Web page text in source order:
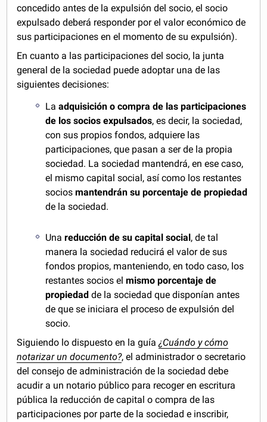
concedido antes de la expulsión del socio, el socio
expulsado deberá responder por el valor económico de
sus participaciones en el momento de su expulsión).
En cuanto a las participaciones del socio, la junta
general de la sociedad puede adoptar una de las
siguientes decisiones:
Laadquisición o compra de las participaciones
de los socios expulsados, es decir, la sociedad,
con sus propios fondos, adquiere las
participaciones, que pasan a ser de la propia
sociedad. La sociedad mantendrá, en ese caso,
el mismo capital social, así como los restantes
sociosmantendrán su porcentaje de propiedad
de la sociedad.
Unareducción de su capital social , de tal
manera la sociedad reducirá el valor de sus
fondos propios, manteniendo, en todo caso, los
restantes socios elmismo porcentaje de
propiedad de la sociedad que disponían antes
de que se iniciara el proceso de expulsión del
socio.
Siguiendo lo dispuesto en la guía¿Cuándo y cómo
notarizar un documento?, el administrador o secretario
del consejo de administración de la sociedad debe
acudir a un notario público para recoger en escritura
pública la reducción de capital o compra de las
participaciones por parte de la sociedad e inscribir,